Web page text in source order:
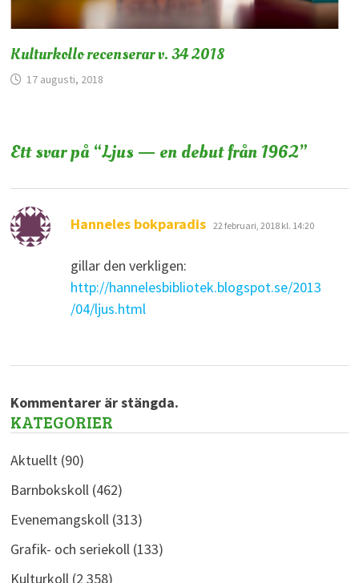
Kulturkollo recenserar v. 34 2018
17 augusti, 2018
Ett svar på “Ljus — en debut från 1962”
Hanneles bokparadis skriver:
22 februari, 2018 kl. 14:20
gillar den verkligen:
http://hannelesbibliotek.blogspot.se/2013
/04/ljus.html
Kommentarer är stängda.
KATEGORIER
Aktuellt(90)
Barnbokskoll(462)
Evenemangskoll(313)
Grafik- och seriekoll(133)
Kulturkoll(2 358)